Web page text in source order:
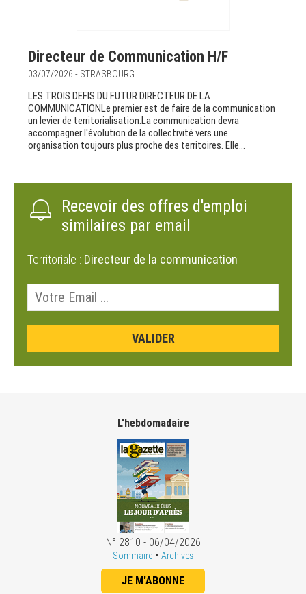
Directeur de Communication H/F
03/07/2026 - STRASBOURG
LES TROIS DEFIS DU FUTUR DIRECTEUR DE LA
COMMUNICATIONLe premier est de faire de la communication
un levier de territorialisation.La communication devra
accompagner l'évolution de la collectivité vers une
organisation toujours plus proche des territoires. Elle...
Recevoir des offres d'emploi
similaires par email
Territoriale : Directeur de la communication
L'hebdomadaire
N° 2810 - 06/04/2026
Sommaire • Archives
JE M'ABONNE